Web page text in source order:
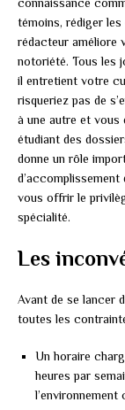
connaissance
témoins, rédiger
rédacteur améliore
notoriété. Tous les
il entretient votre
risqueriez pas de
à une autre et vous
étudiant des
donne un rôle
vous offrir le
spécialité.
Les
Avant de se lancer
toutes les
Un horaire
heures par